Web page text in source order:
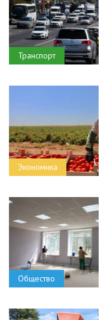
Транспорт
Экономика
Общество